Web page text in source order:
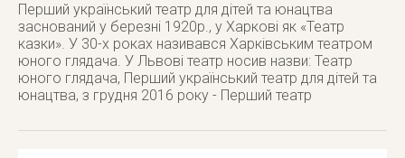
Перший український театр для дітей та юнацтва
заснований у березні 1920р., у Харкові як «Театр
казки». У 30-х роках називався Харківським театром
юного глядача. У Львові театр носив назви: Театр
юного глядача, Перший український театр для дітей та
юнацтва, з грудня 2016 року - Перший театр